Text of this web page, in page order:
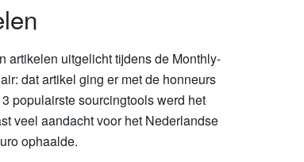
artikelen uitgelicht tijdens de Monthly-
dat artikel ging er met de honneurs
populairste sourcingtools werd het
veel aandacht voor het Nederlandse
ophaalde.